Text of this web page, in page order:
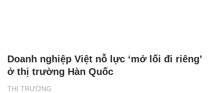
THỊ TRƯỜNG
Doanh nghiệp Việt nỗ lực ‘mở lối đi riêng’
ở thị trường Hàn Quốc